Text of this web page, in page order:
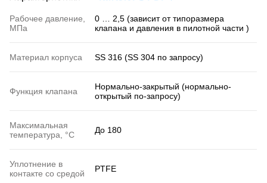
Рабочее давление,
МПа
0 … 2,5 (зависит от типоразмера
клапана и давления в пилотной части )
Материал корпуса SS 316 (SS 304 по запросу)
Функция клапана
Нормально-закрытый (нормально-
открытый по-запросу)
Максимальная
температура, °C
До 180
Уплотнение в
контакте со средой
PTFE